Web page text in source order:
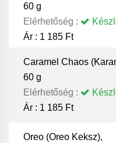
60 g
Elérhetőség :
Ár : 1 185 Ft
Caramel Chaos
60 g
Elérhetőség :
Ár : 1 185 Ft
Oreo (Oreo Keksz),